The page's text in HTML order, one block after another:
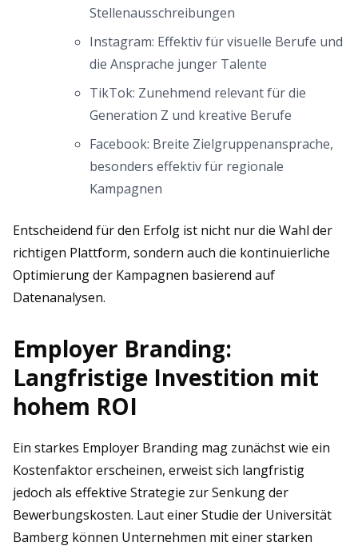
Stellenausschreibungen
Instagram: Effektiv für visuelle Berufe und
die Ansprache junger Talente
TikTok: Zunehmend relevant für die
Generation Z und kreative Berufe
Facebook: Breite Zielgruppenansprache,
besonders effektiv für regionale
Kampagnen
Entscheidend für den Erfolg ist nicht nur die Wahl der
richtigen Plattform, sondern auch die kontinuierliche
Optimierung der Kampagnen basierend auf
Datenanalysen.
Employer Branding:
Langfristige Investition mit
hohem ROI
Ein starkes Employer Branding mag zunächst wie ein
Kostenfaktor erscheinen, erweist sich langfristig
jedoch als effektive Strategie zur Senkung der
Bewerbungskosten. Laut einer Studie der Universität
Bamberg können Unternehmen mit einer starken